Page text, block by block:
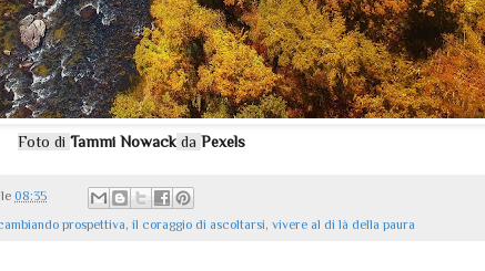
Foto di Tammi Nowackda Pexels
08:35
prospettiva, il coraggio di ascoltarsi, vivere al di là della paura